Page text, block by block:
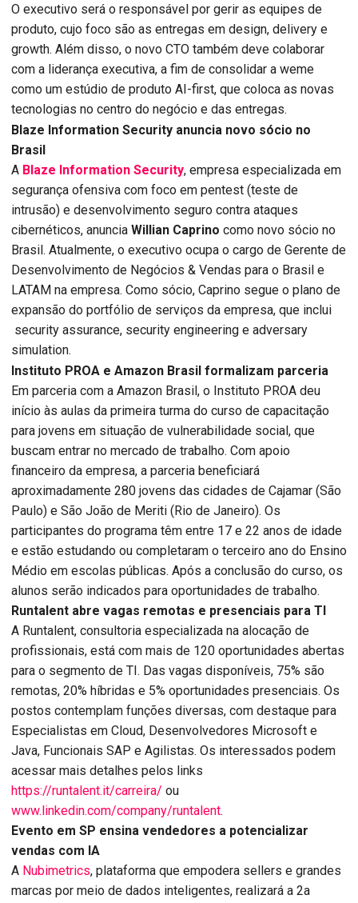
O executivo será o responsável por gerir as equipes de
produto, cujo foco são as entregas em design, delivery e
growth. Além disso, o novo CTO também deve colaborar
com a liderança executiva, a fim de consolidar a weme
como um estúdio de produto AI-first, que coloca as novas
tecnologias no centro do negócio e das entregas.
Blaze Information Security anuncia novo sócio no
Brasil
A Blaze Information Security, empresa especializada em
segurança ofensiva com foco em pentest (teste de
intrusão) e desenvolvimento seguro contra ataques
cibernéticos, anuncia Willian Caprino como novo sócio no
Brasil. Atualmente, o executivo ocupa o cargo de Gerente de
Desenvolvimento de Negócios & Vendas para o Brasil e
LATAM na empresa. Como sócio, Caprino segue o plano de
expansão do portfólio de serviços da empresa, que inclui
security assurance, security engineering e adversary
simulation.
Instituto PROA e Amazon Brasil formalizam parceria
Em parceria com a Amazon Brasil, o Instituto PROA deu
início às aulas da primeira turma do curso de capacitação
para jovens em situação de vulnerabilidade social, que
buscam entrar no mercado de trabalho. Com apoio
financeiro da empresa, a parceria beneficiará
aproximadamente 280 jovens das cidades de Cajamar (São
Paulo) e São João de Meriti (Rio de Janeiro). Os
participantes do programa têm entre 17 e 22 anos de idade
e estão estudando ou completaram o terceiro ano do Ensino
Médio em escolas públicas. Após a conclusão do curso, os
alunos serão indicados para oportunidades de trabalho.
Runtalent abre vagas remotas e presenciais para TI
A Runtalent, consultoria especializada na alocação de
profissionais, está com mais de 120 oportunidades abertas
para o segmento de TI. Das vagas disponíveis, 75% são
remotas, 20% híbridas e 5% oportunidades presenciais. Os
postos contemplam funções diversas, com destaque para
Especialistas em Cloud, Desenvolvedores Microsoft e
Java, Funcionais SAP e Agilistas. Os interessados podem
acessar mais detalhes pelos links
https://runtalent.it/carreira/ ou
www.linkedin.com/company/runtalent.
Evento em SP ensina vendedores a potencializar
vendas com IA
A Nubimetrics, plataforma que empodera sellers e grandes
marcas por meio de dados inteligentes, realizará a 2a